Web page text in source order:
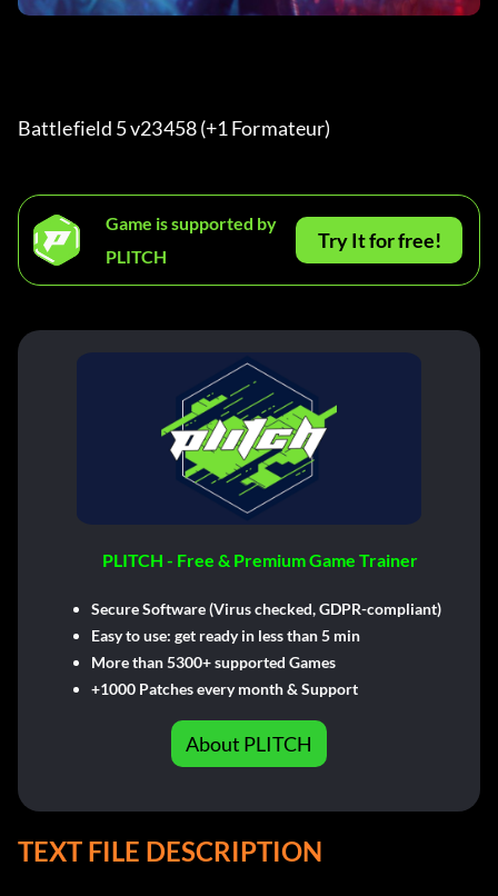
Battlefield 5 v23458 (+1 Formateur)
Game is supported by
PLITCH
Try It for free!
PLITCH - Free & Premium Game Trainer
Secure Software (Virus checked, GDPR-compliant)
Easy to use: get ready in less than 5 min
More than 5300+ supported Games
+1000 Patches every month & Support
About PLITCH
TEXT FILE DESCRIPTION